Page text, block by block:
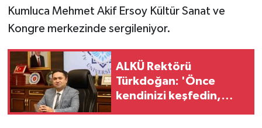
Kumluca Mehmet Akif Ersoy Kültür Sanat ve
Kongre merkezinde sergileniyor.
ALKÜ Rektörü
Türkdoğan: 'Önce
kendinizi keşfedin,